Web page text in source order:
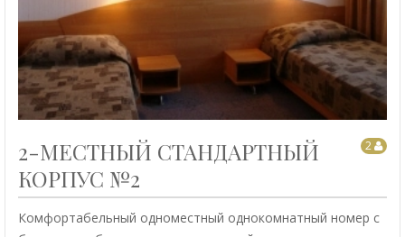
2
2-МЕСТНЫЙ СТАНДАРТНЫЙ
КОРПУС №2
Комфортабельный одноместный однокомнатный номер с